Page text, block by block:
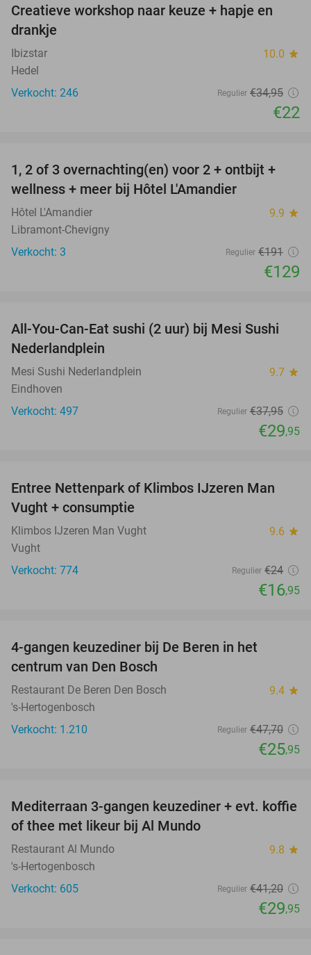
37%
Creatieve workshop naar keuze + hapje en
drankje
Ibizstar 10.0 star
Hedel
Verkocht: 246
Regulier €34,95
€22
32%
TODAY
1, 2 of 3 overnachting(en) voor 2 + ontbijt +
wellness + meer bij Hôtel L'Amandier
Hôtel L'Amandier 9.9 star
Libramont-Chevigny
Verkocht: 3
Regulier €191
€129
21%
All-You-Can-Eat sushi (2 uur) bij Mesi Sushi
Nederlandplein
Mesi Sushi Nederlandplein 9.7 star
Eindhoven
Verkocht: 497
Regulier €37,95
€29,95
29%
Entree Nettenpark of Klimbos IJzeren Man
Vught + consumptie
Klimbos IJzeren Man Vught 9.6 star
Vught
Verkocht: 774
Regulier €24
€16,95
4-gangen keuzediner bij De Beren in het
centrum van Den Bosch
Restaurant De Beren Den Bosch 9.4 star
's-Hertogenbosch
Verkocht: 1.210
Regulier €47,70
€25,95
27%
Mediterraan 3-gangen keuzediner + evt. koffie
of thee met likeur bij Al Mundo
Restaurant Al Mundo 9.8 star
's-Hertogenbosch
Verkocht: 605
Regulier €41,20
€29,95